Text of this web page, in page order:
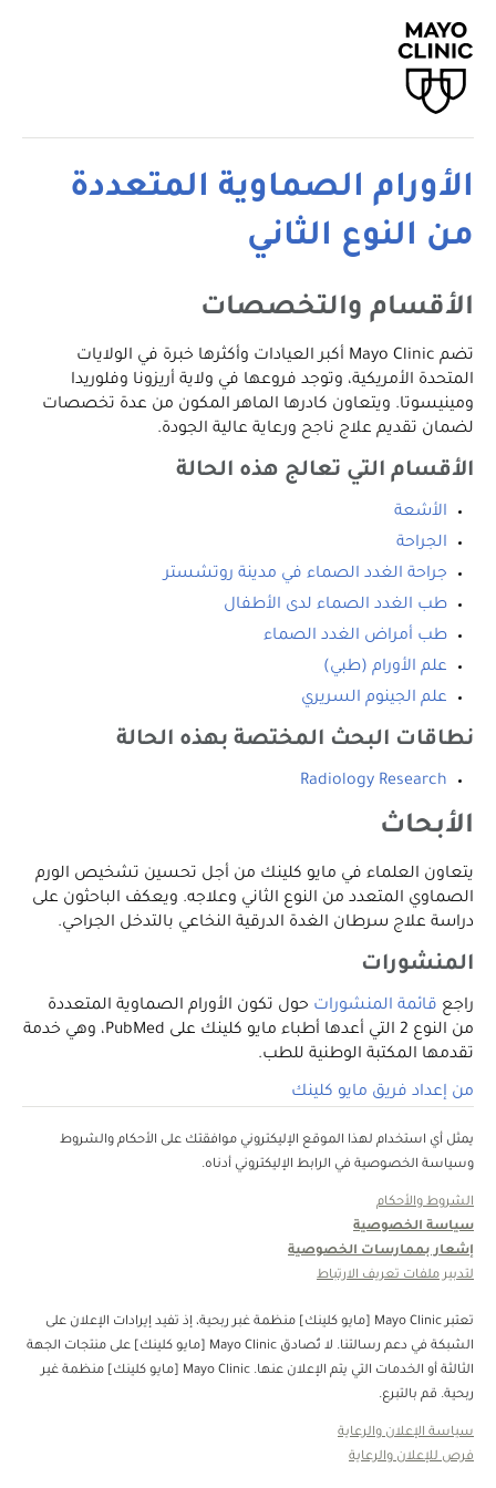
الأورام الصماوية المتعددة
من النوع الثاني
الأقسام والتخصصات
تضم Mayo Clinic أكبر العيادات وأكثرها خبرة في الولايات
المتحدة الأمريكية، وتوجد فروعها في ولاية أريزونا وفلوريدا
ومينيسوتا. ويتعاون كادرها الماهر المكون من عدة تخصصات
لضمان تقديم علاج ناجح ورعاية عالية الجودة.
الأقسام التي تعالج هذه الحالة
الأشعة
الجراحة
جراحة الغدد الصماء في مدينة روتشستر
طب الغدد الصماء لدى الأطفال
طب أمراض الغدد الصماء
علم الأورام (طبي)
علم الجينوم السريري
نطاقات البحث المختصة بهذه الحالة
Radiology Research
الأبحاث
يتعاون العلماء في مايو كلينك من أجل تحسين تشخيص الورم
الصماوي المتعدد من النوع الثاني وعلاجه. ويعكف الباحثون على
دراسة علاج سرطان الغدة الدرقية النخاعي بالتدخل الجراحي.
المنشورات
راجع قائمة المنشورات حول تكون الأورام الصماوية المتعددة
من النوع 2 التي أعدها أطباء مايو كلينك على PubMed، وهي خدمة
تقدمها المكتبة الوطنية للطب.
من إعداد فريق مايو كلينك
يمثل أي استخدام لهذا الموقع الإليكتروني موافقتك على الأحكام والشروط
وسياسة الخصوصية في الرابط الإليكتروني أدناه.
الشروط والأحكام
سياسة الخصوصية
إشعار بممارسات الخصوصية
لتدبير ملفات تعريف الارتباط
تعتبر Mayo Clinic [مايو كلينك] منظمة غبر ربحية، إذ تفيد إيرادات الإعلان على
الشبكة في دعم رسالتنا. لا تُصادق Mayo Clinic [مايو كلينك] على منتجات الجهة
الثالثة أو الخدمات التي يتم الإعلان عنها. Mayo Clinic [مايو كلينك] منظمة غير
ربحية. قم بالتبرع.
سياسة الإعلان والرعاية
فرص للإعلان والرعاية